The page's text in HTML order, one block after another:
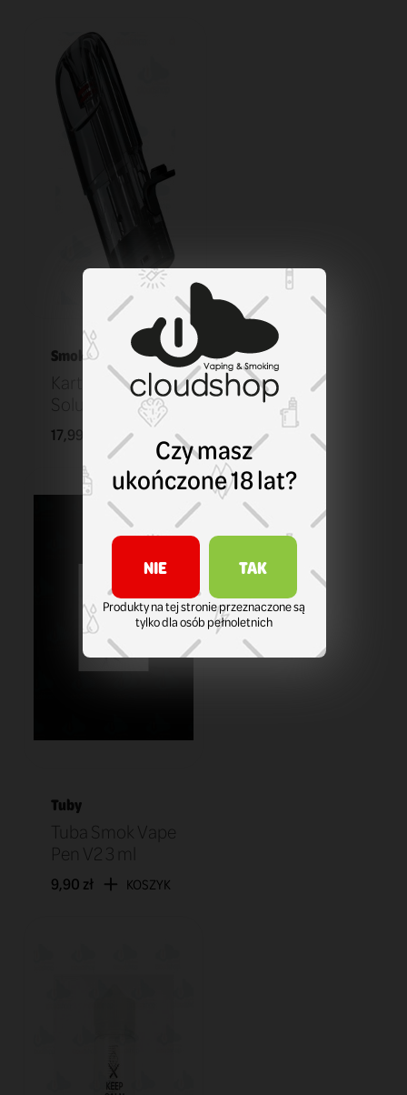
Smok
Kartridż Smok
Solus 0,9 ohm
17,99 zł KOSZYK
Tuby
Tuba Smok Vape
Pen V2 3 ml
9,90 zł KOSZYK
Czy masz
ukończone 18 lat?
NIE TAK
Produkty na tej stronie przeznaczone są
tylko dla osób pełnoletnich